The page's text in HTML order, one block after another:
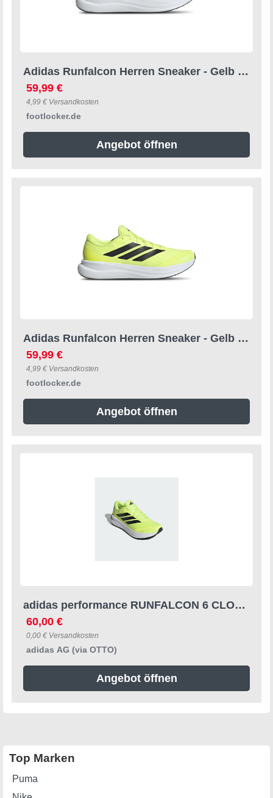
Adidas Runfalcon Herren Sneaker - Gelb - Größe 39 1/3 - Netz/Synthetik Yellow 39 1/3
59,99 €
4,99 € Versandkosten
footlocker.de
Angebot öffnen
Adidas Runfalcon Herren Sneaker - Gelb - Größe 39 1/3 - Netz/Synthetik 314219477404065
59,99 €
4,99 € Versandkosten
footlocker.de
Angebot öffnen
adidas performance RUNFALCON 6 CLOUDFOAM LAUFSCHUH Sneaker (2-tlg)
60,00 €
0,00 € Versandkosten
adidas AG (via OTTO)
Angebot öffnen
Top Marken
Puma